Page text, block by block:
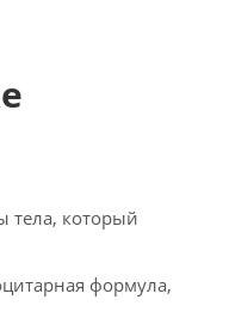
тела, который
формула,